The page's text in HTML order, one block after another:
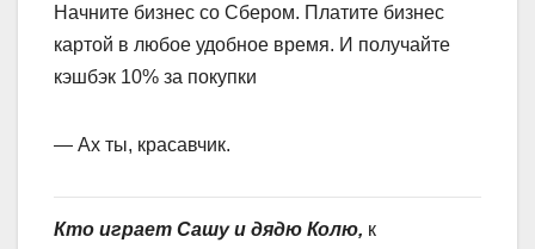
Начните бизнес со Сбером. Платите бизнес
картой в любое удобное время. И получайте
кэшбэк 10% за покупки
— Ах ты, красавчик.
Кто играет Сашу и дядю Колю, к